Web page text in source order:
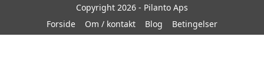
Copyright 2026 - Pilanto Aps
Forside
Om / kontakt Blog Betingelser